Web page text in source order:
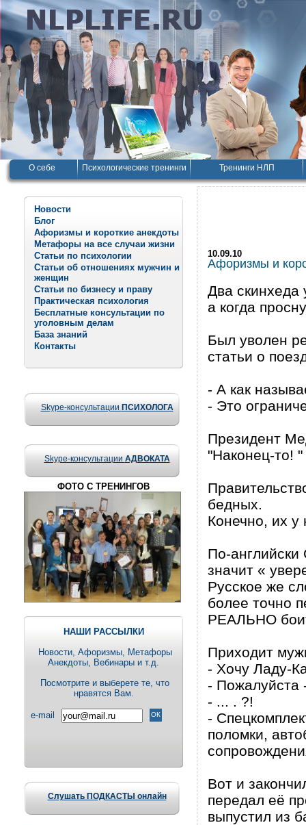
О себе Психологические тренинги Тренинги НЛП
Новости
Блог
Афоризмы и короткие анекдоты
Метафоры на все случаи жизни
Статьи по психологии
Статьи об отношениях мужчин и
женщин
Статьи по бизнесу и праву
Практическая психология
Бесплатные консультации по
уголовным делам
База знаний
Контакты
Skype-консультации ПСИХОЛОГА
Skype-консультации АДВОКАТА
ФОТО С ТРЕНИНГОВ
НАШИ РАССЫЛКИ
Новости, Aфоризмы, Метафоры
Анекдоты, Вебинары и т.д.
Посмотрите и выберете те, что
нравятся Вам.
e-mail
Слушать ПОДКАСТЫ онлайн
10.09.10
Афоризмы и
Два скинхеда
а когда
Был уволен
статьи о
- А как
- Это
Президент
"Наконец-то!
бедных.
Конечно, их у
По-английски
значит «
Русское же
более точно
РЕАЛЬНО
Приходит
- Хочу Ладу-
- Пожалуйста
- ... . ?!
-
поломки,
Вот и
передал её
выпустил из